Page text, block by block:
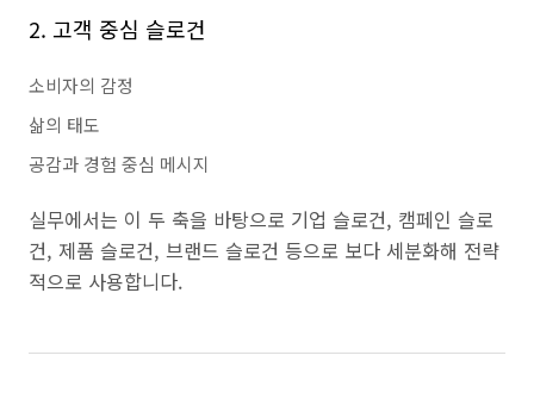
2. 고객 중심 슬로건
소비자의 감정
삶의 태도
공감과 경험 중심 메시지
실무에서는 이 두 축을 바탕으로 기업 슬로건, 캠페인 슬로
건, 제품 슬로건, 브랜드 슬로건 등으로 보다 세분화해 전략
적으로 사용합니다.